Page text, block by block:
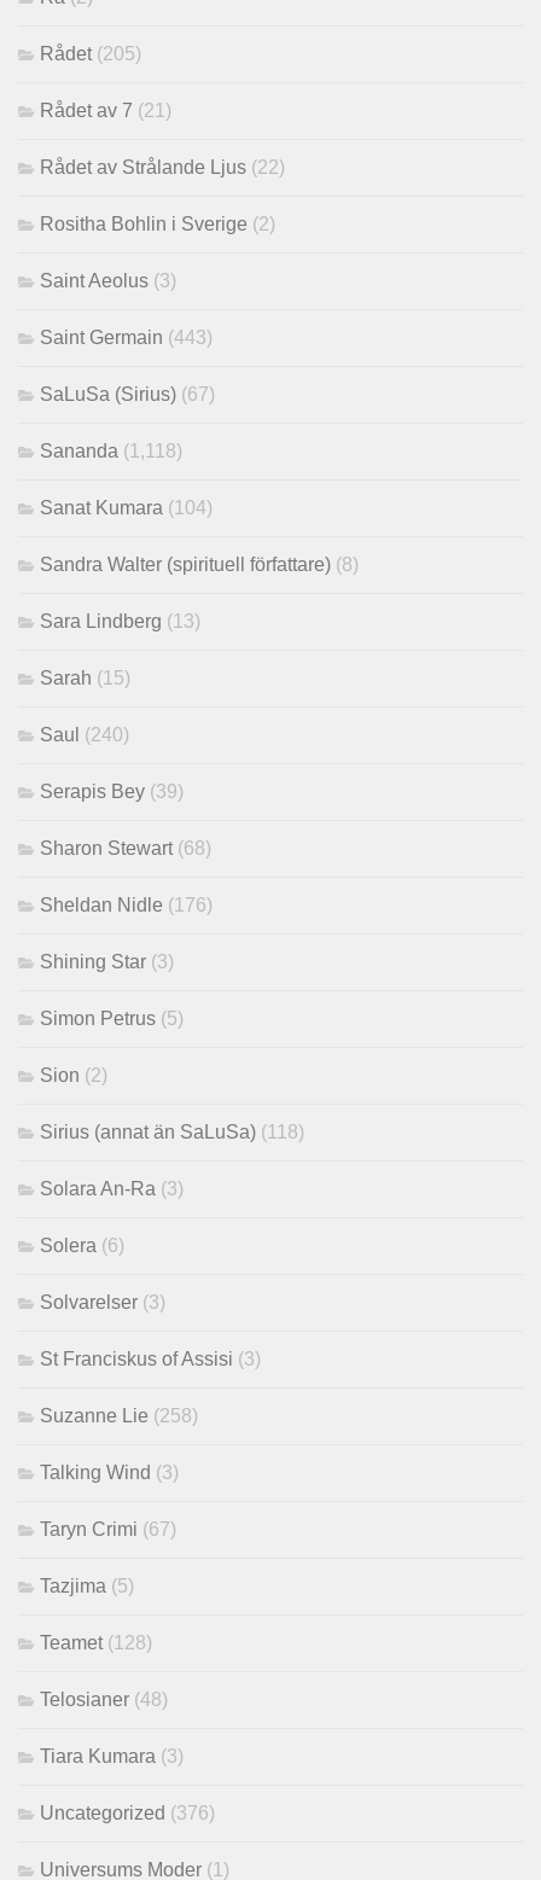
Rådet (205)
Rådet av 7 (21)
Rådet av Strålande Ljus (22)
Rositha Bohlin i Sverige (2)
Saint Aeolus (3)
Saint Germain (443)
SaLuSa (Sirius) (67)
Sananda (1,118)
Sanat Kumara (104)
Sandra Walter (spirituell författare) (8)
Sara Lindberg (13)
Sarah (15)
Saul (240)
Serapis Bey (39)
Sharon Stewart (68)
Sheldan Nidle (176)
Shining Star (3)
Simon Petrus (5)
Sion (2)
Sirius (annat än SaLuSa) (118)
Solara An-Ra (3)
Solera (6)
Solvarelser (3)
St Franciskus of Assisi (3)
Suzanne Lie (258)
Talking Wind (3)
Taryn Crimi (67)
Tazjima (5)
Teamet (128)
Telosianer (48)
Tiara Kumara (3)
Uncategorized (376)
Universums Moder (1)